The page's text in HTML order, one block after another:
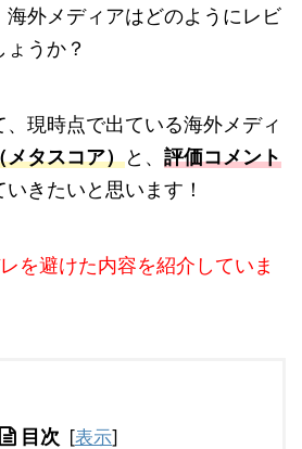
外メディアはどのようにレビ
うか？
現時点で出ている海外メディ
メタスコア）と、 評価コメント
きたいと思います！
を避けた内容を紹介していま
目次 [表示]